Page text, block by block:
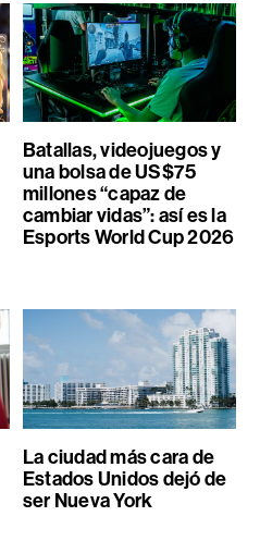
Batallas, videojuegos y
una bolsa de US$75
millones “capaz de
cambiar vidas”: así es la
Esports World Cup 2026
La ciudad más cara de
Estados Unidos dejó de
ser Nueva York